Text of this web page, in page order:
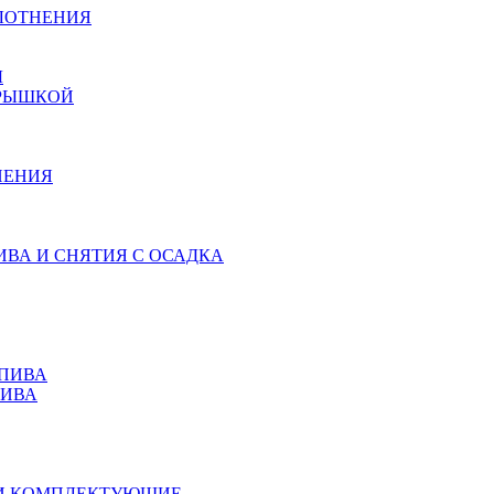
И СНЯТИЯ С ОСАДКА